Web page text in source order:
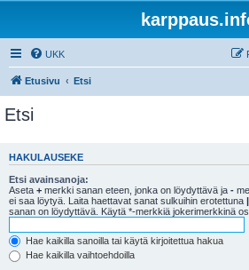
UKK
Etusivu Etsi
Etsi
HAKULAUSEKE
Etsi avainsanoja:
Aseta + merkki sanan eteen, jonka on löydyttävä ja -
ei saa löytyä. Laita haettavat sanat sulkuihin erotettuna |
sanan on löydyttävä. Käytä *-merkkiä jokerimerkkinä
Hae kaikilla sanoilla tai käytä kirjoitettua hakua
Hae kaikilla vaihtoehdoilla